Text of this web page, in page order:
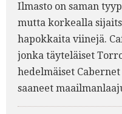
Ilmasto on saman
mutta korkealla
hapokkaita viinejä.
jonka täyteläiset
hedelmäiset
saaneet